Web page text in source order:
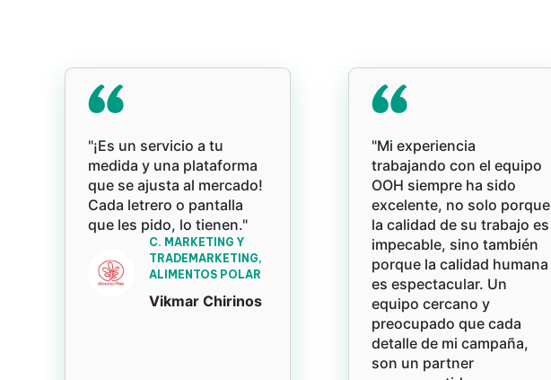
"¡Es un servicio a tu
medida y una plataforma
que se ajusta al mercado!
Cada letrero o pantalla
que les pido, lo tienen."
C. MARKETING Y
TRADEMARKETING,
ALIMENTOS POLAR
Vikmar Chirinos
"Mi experiencia
trabajando con el equipo
OOH siempre ha sido
excelente, no solo porque
la calidad de su trabajo es
impecable, sino también
porque la calidad humana
es espectacular. Un
equipo cercano y
preocupado que cada
detalle de mi campaña,
son un partner